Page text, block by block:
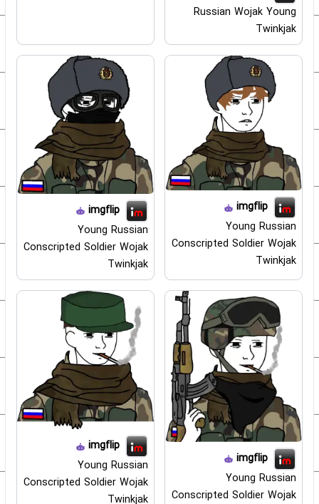
Russian Wojak Young
Twinkjak
imgflip
Young Russian
Conscripted Soldier Wojak
Twinkjak
imgflip
Young Russian
Conscripted Soldier Wojak
Twinkjak
imgflip
Young Russian
Conscripted Soldier Wojak
imgflip
Young Russian
Conscripted Soldier Wojak
Twinkjak